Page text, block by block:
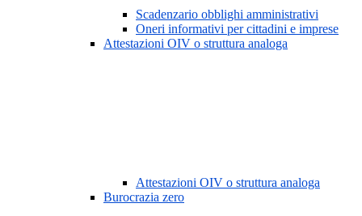
Scadenzario obblighi amministrativi
Oneri informativi per cittadini e imprese
Attestazioni OIV o struttura analoga
Attestazioni OIV o struttura analoga
Burocrazia zero